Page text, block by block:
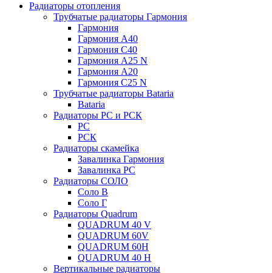
Радиаторы отопления
Трубчатые радиаторы Гармония
Гармония
Гармония А40
Гармония С40
Гармония А25 N
Гармония А20
Гармония С25 N
Трубчатые радиаторы Bataria
Bataria
Радиаторы РС и РСК
РС
РСК
Радиаторы скамейка
Завалинка Гармония
Завалинка РС
Радиаторы СОЛО
Соло В
Соло Г
Радиаторы Quadrum
QUADRUM 40 V
QUADRUM 60V
QUADRUM 60H
QUADRUM 40 H
Вертикальные радиаторы